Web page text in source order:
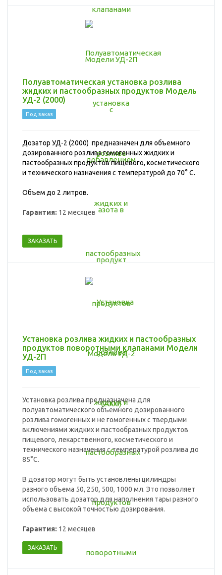
Полуавтоматическая установка розлива
жидких и пастообразных продуктов Модель
УД-2 (2000)
Под заказ
Дозатор УД-2 (2000) предназначен для объемного
дозированного розлива гомогенных жидких и
пастообразных продуктов пищевого, косметического
и технического назначения с температурой до 70° С.
Объем до 2 литров.
Гарантия: 12 месяцев
ЗАКАЗАТЬ
Установка розлива жидких и пастообразных
продуктов поворотными клапанами Модели
УД-2П
Под заказ
Установка розлива предназначена для
полуавтоматического объемного дозированного
розлива гомогенных и не гомогенных с твердыми
включениями жидких и пастообразных продуктов
пищевого, лекарственного, косметического и
технического назначения с температурой розлива до
85°C.
В дозатор могут быть установлены цилиндры
разного объема 50, 250, 500, 1000 мл. Это позволяет
использовать дозатор для наполнения тары разного
объема с высокой точностью дозирования.
Гарантия: 12 месяцев
ЗАКАЗАТЬ